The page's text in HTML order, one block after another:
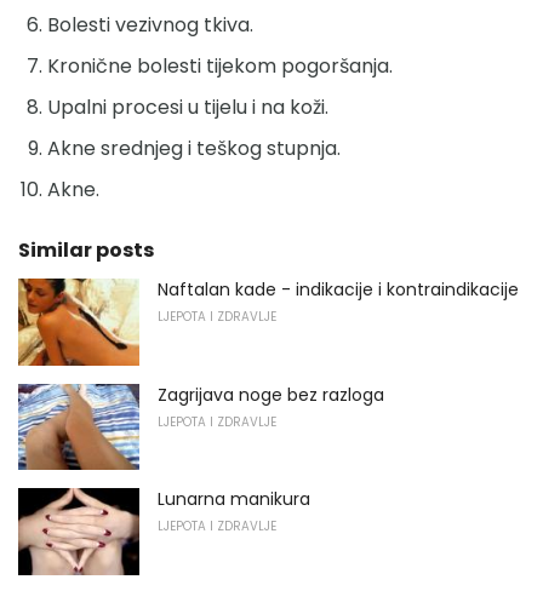
Bolesti vezivnog tkiva.
Kronične bolesti tijekom pogoršanja.
Upalni procesi u tijelu i na koži.
Akne srednjeg i teškog stupnja.
Akne.
Similar posts
Naftalan kade - indikacije i kontraindikacije
LJEPOTA I ZDRAVLJE
Zagrijava noge bez razloga
LJEPOTA I ZDRAVLJE
Lunarna manikura
LJEPOTA I ZDRAVLJE